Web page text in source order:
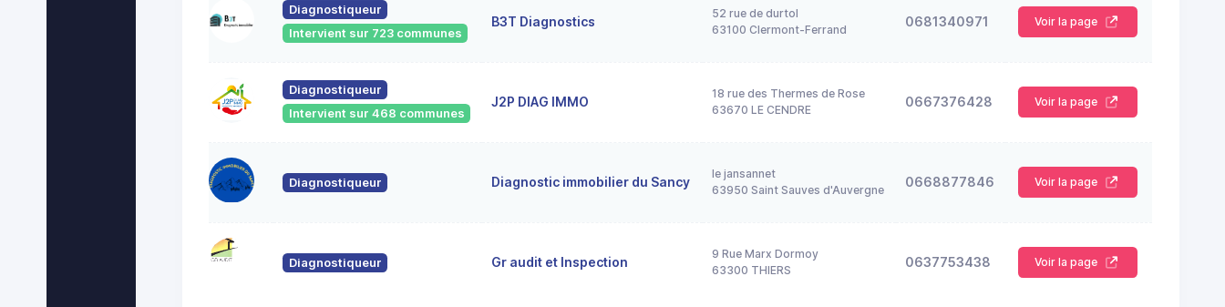
Diagnostiqueur
Intervient sur 723 communes
B3T Diagnostics
52 rue de durtol
63100 Clermont-Ferrand
0681340971 Voir la page
Diagnostiqueur
Intervient sur 468 communes
J2P DIAG IMMO
18 rue des Thermes de Rose
63670 LE CENDRE
0667376428 Voir la page
Diagnostiqueur Diagnostic immobilier du Sancy
le jansannet
63950 Saint Sauves d'Auvergne
0668877846 Voir la page
Diagnostiqueur Gr audit et Inspection
9 Rue Marx Dormoy
63300 THIERS
0637753438 Voir la page